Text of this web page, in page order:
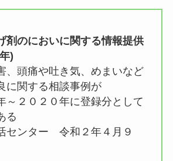
剤のにおいに関する情報提供
)
、頭痛や吐き気、めまいなど
に関する相談事例が
～２０２０年に登録分として
る
センター 令和２年４月９